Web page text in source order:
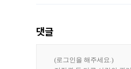
댓글